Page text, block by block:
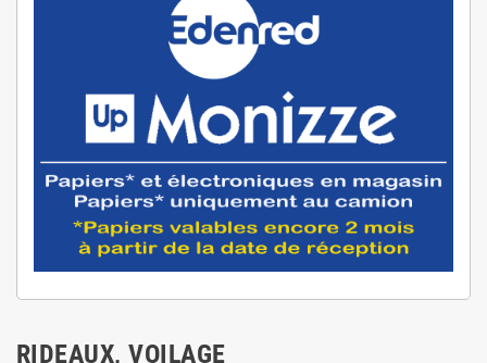
RIDEAUX, VOILAGE